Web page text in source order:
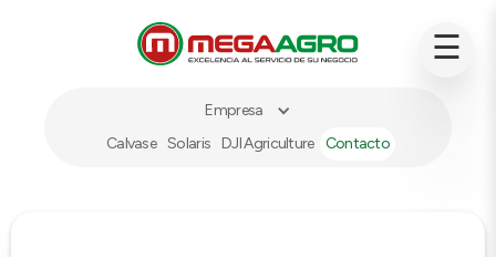
Empresa
Calvase Solaris DJI Agriculture Contacto
☰